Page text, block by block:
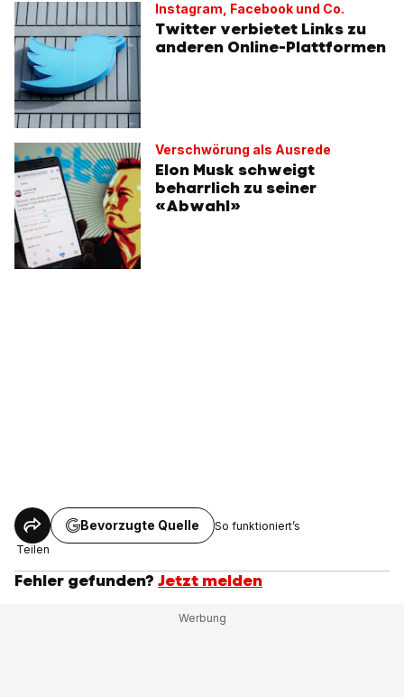
Instagram, Facebook und Co.
Twitter verbietet Links zu
anderen Online-Plattformen
Verschwörung als Ausrede
Elon Musk schweigt
beharrlich zu seiner
«Abwahl»
Teilen
Bevorzugte Quelle So funktioniert’s
Fehler gefunden? Jetzt melden